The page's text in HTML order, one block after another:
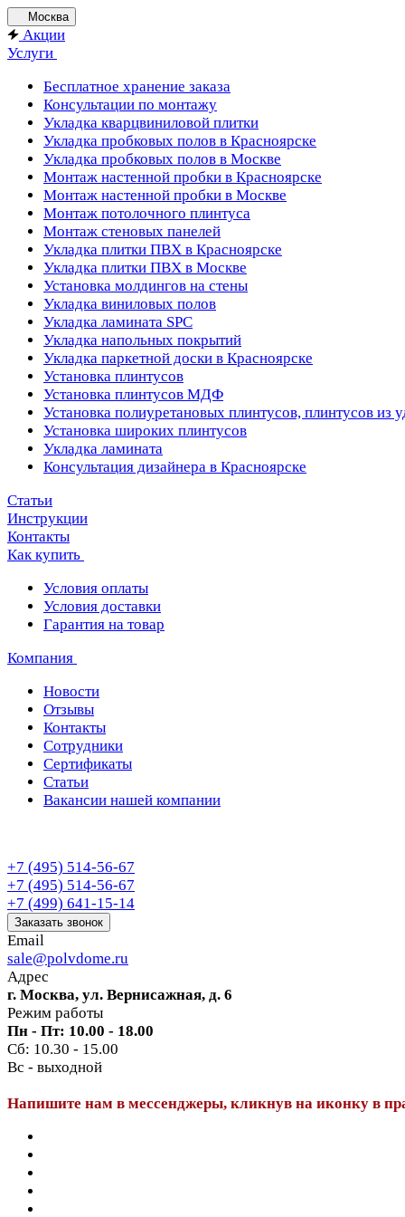
Москва
Акции
Услуги
Бесплатное хранение заказа
Консультации по монтажу
Укладка кварцвиниловой плитки
Укладка пробковых полов в Красноярске
Укладка пробковых полов в Москве
Монтаж настенной пробки в Красноярске
Монтаж настенной пробки в Москве
Монтаж потолочного плинтуса
Монтаж стеновых панелей
Укладка плитки ПВХ в Красноярске
Укладка плитки ПВХ в Москве
Установка молдингов на стены
Укладка виниловых полов
Укладка ламината SPC
Укладка напольных покрытий
Укладка паркетной доски в Красноярске
Установка плинтусов
Установка плинтусов МДФ
Установка полиуретановых плинтусов, плинтусов из
Установка широких плинтусов
Укладка ламината
Консультация дизайнера в Красноярске
Статьи
Инструкции
Контакты
Как купить
Условия оплаты
Условия доставки
Гарантия на товар
Компания
Новости
Отзывы
Контакты
Сотрудники
Сертификаты
Статьи
Вакансии нашей компании
+7 (495) 514-56-67
+7 (495) 514-56-67
+7 (499) 641-15-14
Заказать звонок
Email
sale@polvdome.ru
Адрес
г. Москва, ул. Вернисажная, д. 6
Режим работы
Пн - Пт: 10.00 - 18.00
Сб: 10.30 - 15.00
Вс - выходной
Напишите нам в мессенджеры, кликнув на иконку в